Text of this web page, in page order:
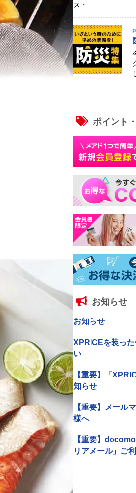
ス・...
ポイント
お知らせ
お知らせ
XPRICEを装っ
い
【重要】「
知らせ
【重要】メール
様へ
【重要】
リアメール」ご